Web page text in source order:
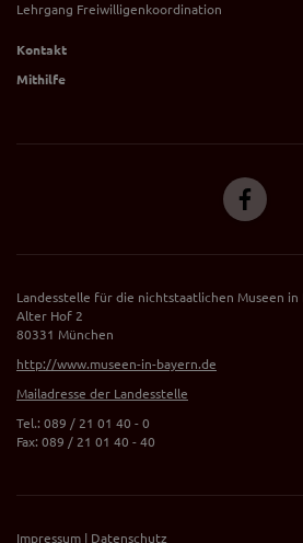
Lehrgang Freiwilligenkoordination
Kontakt
Mithilfe
Landesstelle für die nichtstaatlichen Museen in
Alter Hof 2
80331 München
http://www.museen-in-bayern.de
Mailadresse der Landesstelle
Tel.: 089 / 21 01 40 - 0
Fax: 089 / 21 01 40 - 40
Impressum Datenschutz